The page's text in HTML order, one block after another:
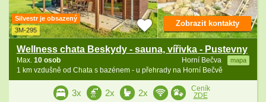
Silvestr je obsazený
3M-295
Wellness chata Beskydy - sauna, vířivka - Pustevny
Horní Bečva mapa
Max. 10 osob
1 km vzdušně od Chata s bazénem - u přehrady na Horní Bečvě
Zobrazit kontakty
3x 2x 2x
Ceník
ZDE